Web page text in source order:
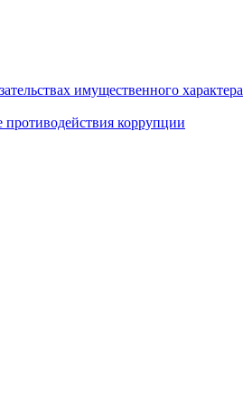
имущественного характера
коррупции